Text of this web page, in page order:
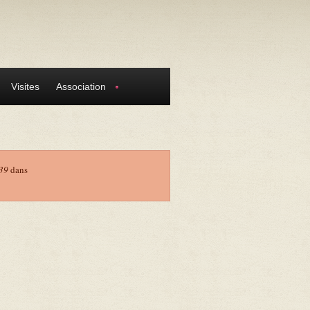
Visites Association
dans